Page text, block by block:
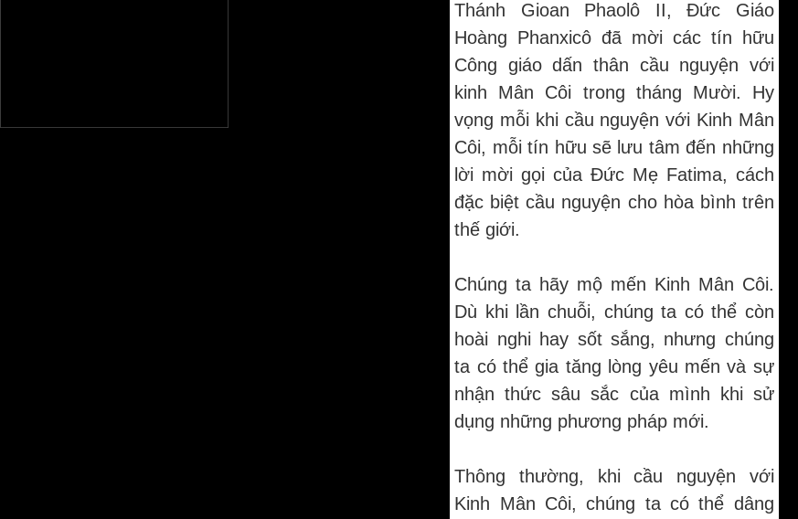
Thánh Gioan Phaolô II, Đức Giáo
Hoàng Phanxicô đã mời các tín hữu
Công giáo dấn thân cầu nguyện với
kinh Mân Côi trong tháng Mười. Hy
vọng mỗi khi cầu nguyện với Kinh Mân
Côi, mỗi tín hữu sẽ lưu tâm đến những
lời mời gọi của Đức Mẹ Fatima, cách
đặc biệt cầu nguyện cho hòa bình trên
thế giới.
Chúng ta hãy mộ mến Kinh Mân Côi.
Dù khi lần chuỗi, chúng ta có thể còn
hoài nghi hay sốt sắng, nhưng chúng
ta có thể gia tăng lòng yêu mến và sự
nhận thức sâu sắc của mình khi sử
dụng những phương pháp mới.
Thông thường, khi cầu nguyện với
Kinh Mân Côi, chúng ta có thể dâng